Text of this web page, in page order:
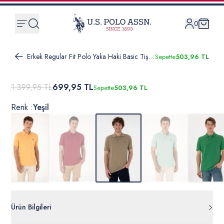
0
Erkek Regular Fit Polo Yaka Haki Basic TişörtSepette503,96 TL
1.399,95 TL699,95 TLSepette503,96 TL
Renk :Yeşil
Ürün Bilgileri